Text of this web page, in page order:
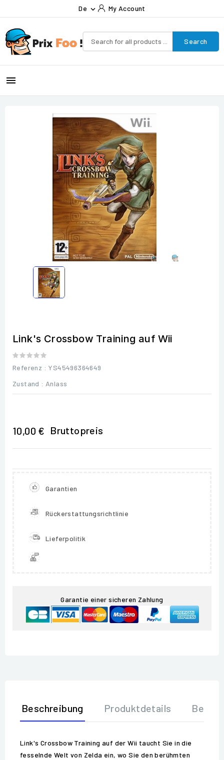
De  My Account
Search

Link's Crossbow Training auf Wii
Referenz : YS45496364649
Zustand : Anlass
10,00 € Bruttopreis
Garantien
Rückerstattungsrichtlinie
Lieferpolitik
Garantie einer sicheren Zahlung
Beschreibung Produktdetails
Link's Crossbow Training auf der Wii taucht Sie in die
fesselnde Welt von Zelda ein, wo Sie den berühmten